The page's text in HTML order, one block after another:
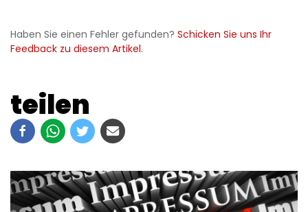
Haben Sie einen Fehler gefunden? Schicken Sie uns Ihr
Feedback zu diesem Artikel.
teilen